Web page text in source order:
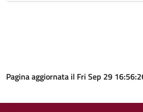
Pagina aggiornata il Fri Sep 29